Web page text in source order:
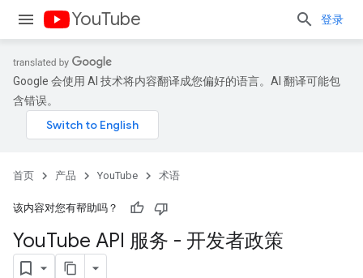
YouTube 登录
Google 会使用 AI 技术将内容翻译成您偏好的语言。AI 翻译可能包
含错误。
首页 产品 YouTube 术语
该内容对您有帮助吗？
YouTube API 服务 - 开发者政策